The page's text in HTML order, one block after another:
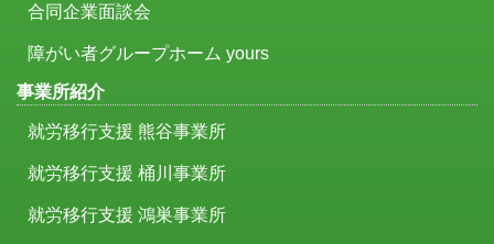
合同企業面談会
障がい者グループホーム yours
事業所紹介
就労移行支援 熊谷事業所
就労移行支援 桶川事業所
就労移行支援 鴻巣事業所